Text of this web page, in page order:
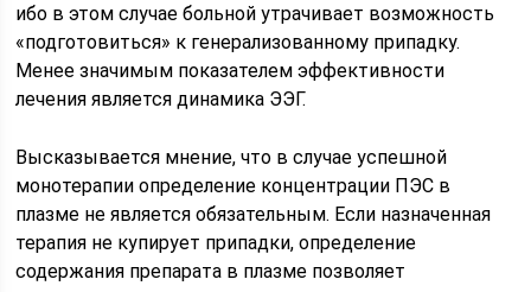
ибо в этом случае больной утрачивает возможность
«подготовиться» к генерализованному припадку.
Менее значимым показателем эффективности
лечения является динамика ЭЭГ.
Высказывается мнение, что в случае успешной
монотерапии определение концентрации ПЭС в
плазме не является обязательным. Если назначенная
терапия не купирует припадки, определение
содержания препарата в плазме позволяет